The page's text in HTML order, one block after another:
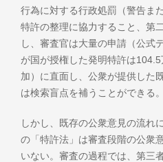
行為に対する行政処罰（警告ま
特許の整理に協力すること、第
し、審査官は大量の申請（公式
が国が授権した発明特許は
加）に直面し、公衆が提供した
は検索盲点を補うことができる。
しかし、既存の公衆意見の流れ
の「特許法」は審査段階の公衆
いない。審査の過程では、第三